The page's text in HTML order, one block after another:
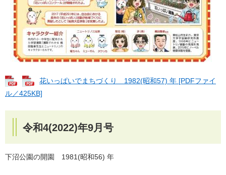
花いっぱいでまちづくり 1982(昭和57) 年 [PDFファイ
ル／425KB]
令和4(2022)年9月号
下沼公園の開園 1981(昭和56) 年